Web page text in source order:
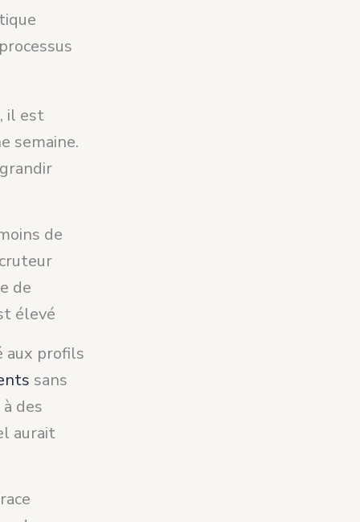
il est
semaine.
de
de
élevé
aux profils
sans
des
aurait